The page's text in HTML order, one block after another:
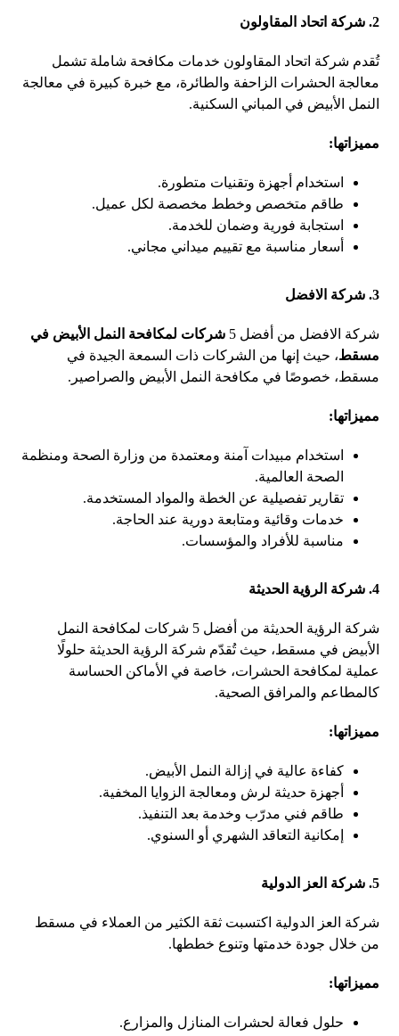
2. شركة اتحاد المقاولون
تُقدم شركة اتحاد المقاولون خدمات مكافحة شاملة تشمل
معالجة الحشرات الزاحفة والطائرة، مع خبرة كبيرة في معالجة
النمل الأبيض في المباني السكنية.
مميزاتها:
استخدام أجهزة وتقنيات متطورة.
طاقم متخصص وخطط مخصصة لكل عميل.
استجابة فورية وضمان للخدمة.
أسعار مناسبة مع تقييم ميداني مجاني.
3. شركة الافضل
شركة الافضل من أفضل 5
شركات لمكافحة النمل الأبيض في
مسقط، حيث إنها من الشركات ذات السمعة الجيدة في
مسقط، خصوصًا في مكافحة النمل الأبيض والصراصير.
مميزاتها:
استخدام مبيدات آمنة ومعتمدة من وزارة الصحة ومنظمة
الصحة العالمية.
تقارير تفصيلية عن الخطة والمواد المستخدمة.
خدمات وقائية ومتابعة دورية عند الحاجة.
مناسبة للأفراد والمؤسسات.
4. شركة الرؤية الحديثة
شركة الرؤية الحديثة من أفضل 5 شركات لمكافحة النمل
الأبيض في مسقط، حيث تُقدّم شركة الرؤية الحديثة حلولًا
عملية لمكافحة الحشرات، خاصة في الأماكن الحساسة
كالمطاعم والمرافق الصحية.
مميزاتها:
كفاءة عالية في إزالة النمل الأبيض.
أجهزة حديثة لرش ومعالجة الزوايا المخفية.
طاقم فني مدرّب وخدمة بعد التنفيذ.
إمكانية التعاقد الشهري أو السنوي.
5. شركة العز الدولية
شركة العز الدولية اكتسبت ثقة الكثير من العملاء في مسقط
من خلال جودة خدمتها وتنوع خططها.
مميزاتها:
حلول فعالة لحشرات المنازل والمزارع.